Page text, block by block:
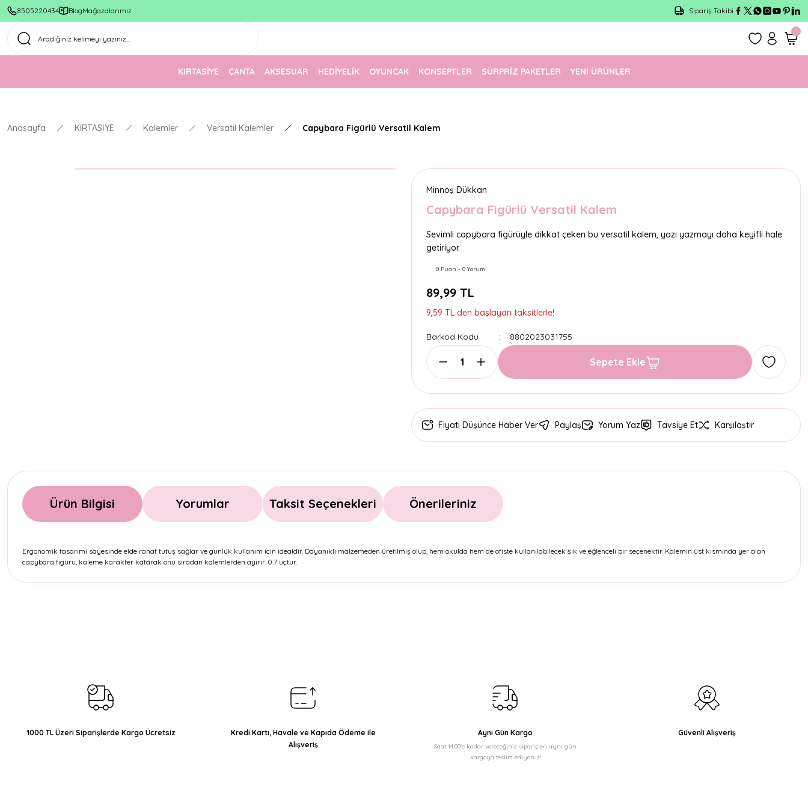
8505220434 BlogMağazalarımız
1500 TL Üzeri Ücretsiz Kargo
Sipariş Takibi
KIRTASİYE ÇANTA AKSESUAR HEDİYELİK OYUNCAK KONSEPTLER SÜRPRİZ PAKETLER YENİ ÜRÜNLER
Anasayfa KIRTASİYE Kalemler Versatil Kalemler Capybara Figürlü Versatil Kalem
Minnoş Dükkan
Capybara Figürlü Versatil Kalem
Sevimli capybara figürüyle dikkat çeken bu versatil kalem, yazı yazmayı daha keyifli hale
getiriyor.
0 Puan - 0 Yorum
89,99 TL
9,59 TL den başlayan taksitlerle!
Barkod Kodu 8802023031755
Sepete Ekle
Fiyatı Düşünce Haber Ver Paylaş Yorum Yaz Tavsiye Et Karşılaştır
Ürün Bilgisi Yorumlar Taksit Seçenekleri Önerileriniz
Ergonomik tasarımı sayesinde elde rahat tutuş sağlar ve günlük kullanım için idealdir. Dayanıklı malzemeden üretilmiş olup, hem okulda hem de ofiste kullanılabilecek şık ve eğlenceli bir seçenektir. Kalemin üst kısmında yer alan
capybara figürü, kaleme karakter katarak onu sıradan kalemlerden ayırır. 0.7 uçtur.
Ürün fiyatı diğer sitelerden daha pahalı.
Bu ürüne benzer farklı alternatifler olmalı.
1000 TL Üzeri Siparişlerde Kargo Ücretsiz
Kredi Kartı, Havale ve Kapıda Ödeme ile
Alışveriş
Aynı Gün Kargo
Saat 14:00'e kadar vereceğiniz siparişleri aynı gün
kargoya teslim ediyoruz!
Güvenli Alışveriş